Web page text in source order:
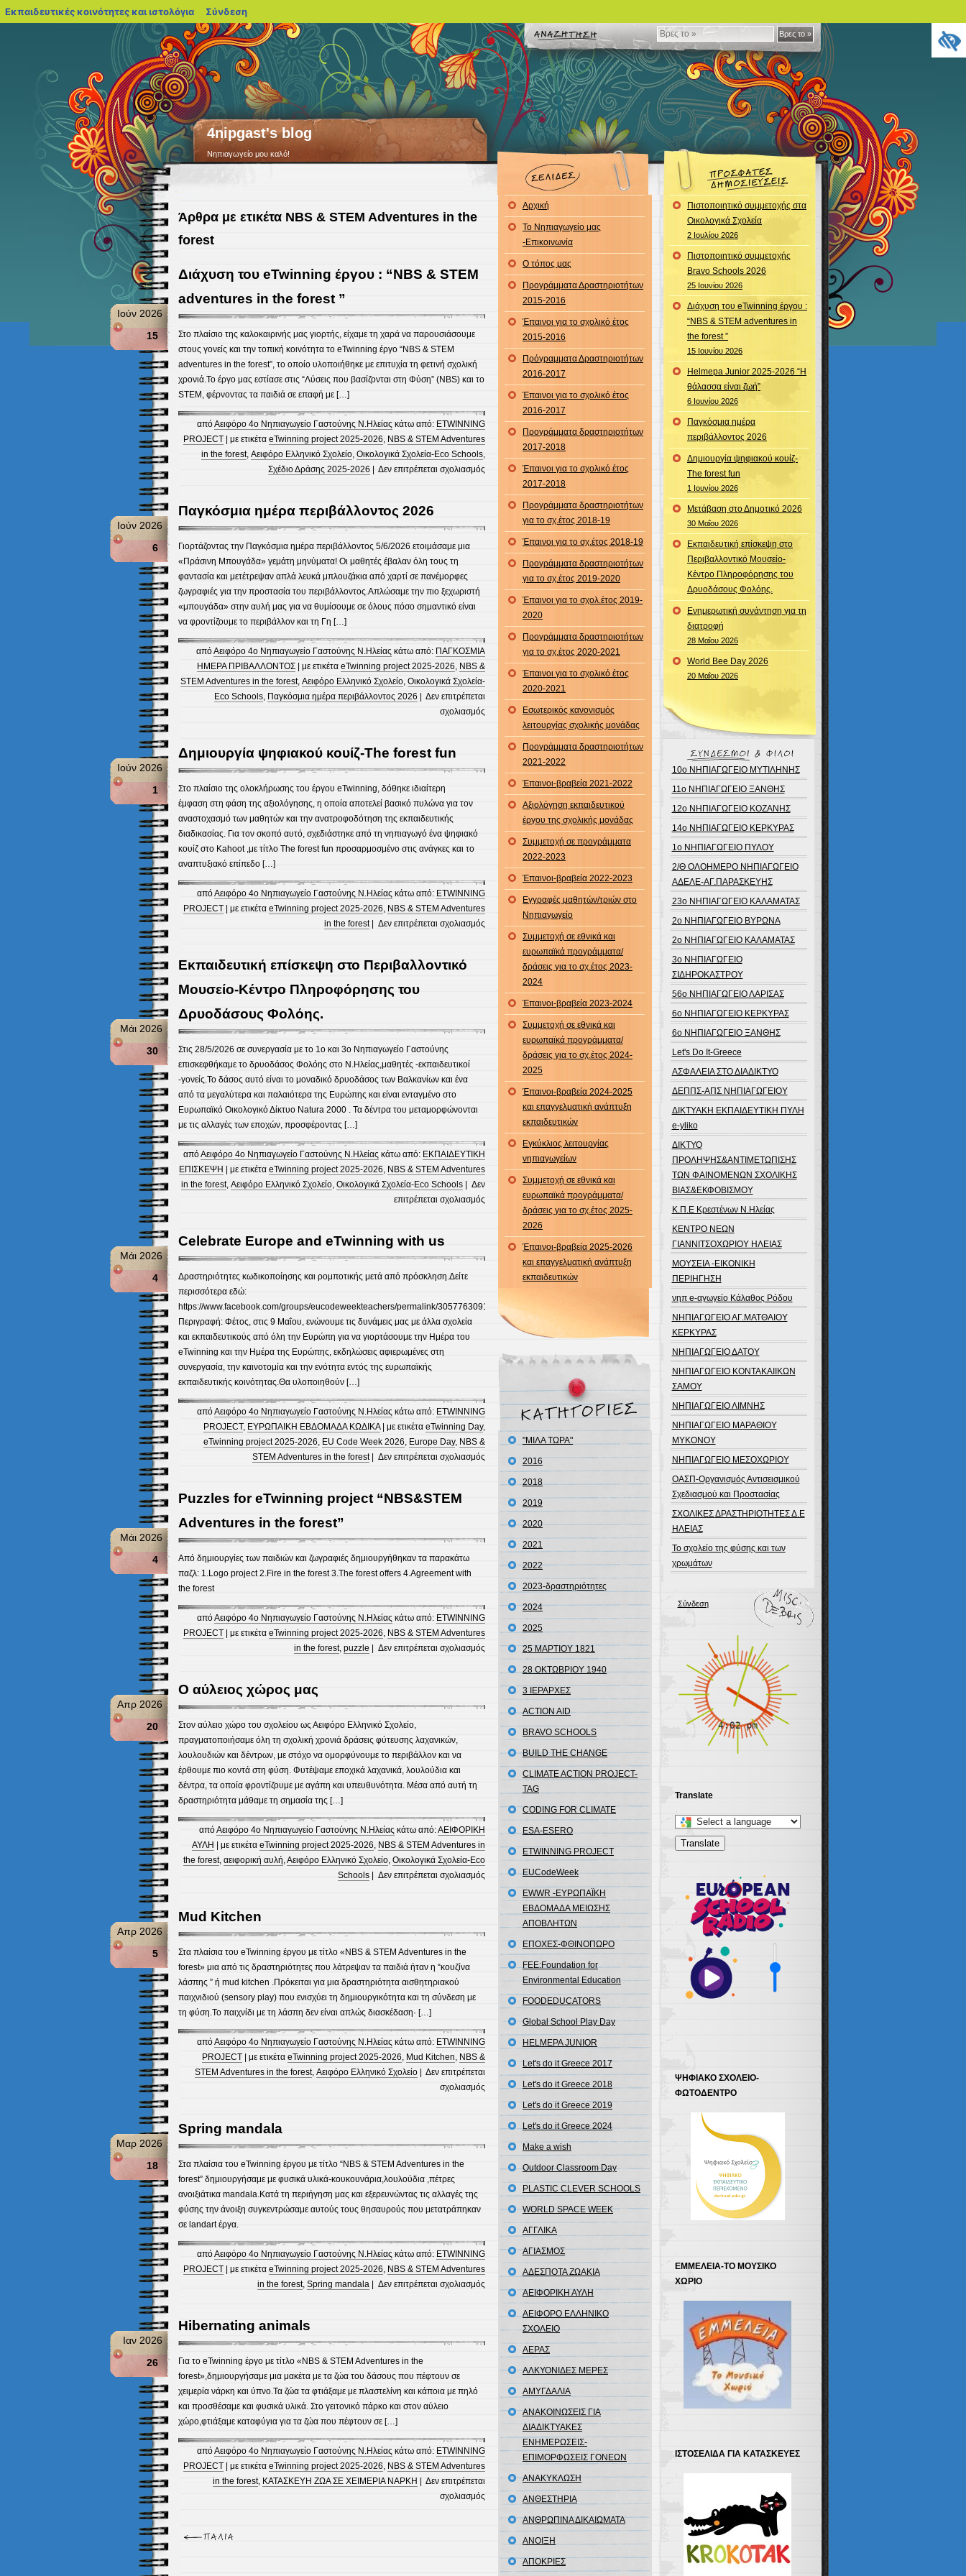
Βρες
το
»
Βρες το »
4nipgast's blog
Νηπιαγωγείο μου καλό!
Άρθρα με ετικέτα NBS & STEM Adventures in the
forest
Διάχυση του eTwinning έργου : “NBS & STEM
adventures in the forest ”
Ιούν 2026
15
Στο πλαίσιο της καλοκαιρινής μας γιορτής, είχαμε τη χαρά να παρουσιάσουμε
στους γονείς και την τοπική κοινότητα το eTwinning έργο “NBS & STEM
adventures in the forest”, το οποίο υλοποιήθηκε με επιτυχία τη φετινή σχολική
χρονιά.Το έργο μας εστίασε στις “Λύσεις που βασίζονται στη Φύση” (NBS) και το
STEM, φέρνοντας τα παιδιά σε επαφή με […]
απόΑειφόρο 4ο Νηπιαγωγείο Γαστούνης Ν.Ηλείας κάτω από: ETWINNING
PROJECT| με ετικέτα eTwinning project 2025-2026, NBS & STEM Adventures
in the forest, Αειφόρο Ελληνικό Σχολείο, Οικολογικά Σχολεία-Eco Schools,
Σχέδιο Δράσης 2025-2026| Δεν επιτρέπεται σχολιασμόςστο
έργου
STEM
adventures
forest
”
Παγκόσμια ημέρα περιβάλλοντος 2026
Ιούν 2026
6
Γιορτάζοντας την Παγκόσμια ημέρα περιβάλλοντος 5/6/2026 ετοιμάσαμε μια
«Πράσινη Μπουγάδα» γεμάτη μηνύματα! Οι μαθητές έβαλαν όλη τους τη
φαντασία και μετέτρεψαν απλά λευκά μπλουζάκια από χαρτί σε πανέμορφες
ζωγραφιές για την προστασία του περιβάλλοντος.Απλώσαμε την πιο ξεχωριστή
«μπουγάδα» στην αυλή μας για να θυμίσουμε σε όλους πόσο σημαντικό είναι
να φροντίζουμε το περιβάλλον και τη Γη […]
απόΑειφόρο 4ο Νηπιαγωγείο Γαστούνης Ν.Ηλείας κάτω από: ΠΑΓΚΟΣΜΙΑ
ΗΜΕΡΑ ΠΡΙΒΑΛΛΟΝΤΟΣ| με ετικέτα eTwinning project 2025-2026, NBS &
STEM Adventures in the forest, Αειφόρο Ελληνικό Σχολείο, Οικολογικά Σχολεία-
Eco Schools, Παγκόσμια ημέρα περιβάλλοντος 2026 | Δεν επιτρέπεται
σχολιασμόςστο
Παγκόσμια
περιβάλλοντος
2026
Δημιουργία ψηφιακού κουίζ-The forest fun
Ιούν 2026
1
Στο πλαίσιο της ολοκλήρωσης του έργου eTwinning, δόθηκε ιδιαίτερη
έμφαση στη φάση της αξιολόγησης, η οποία αποτελεί βασικό πυλώνα για τον
αναστοχασμό των μαθητών και την ανατροφοδότηση της εκπαιδευτικής
διαδικασίας. Για τον σκοπό αυτό, σχεδιάστηκε από τη νηπιαγωγό ένα ψηφιακό
κουίζ στο Kahoot ,με τίτλο The forest fun προσαρμοσμένο στις ανάγκες και το
αναπτυξιακό επίπεδο […]
απόΑειφόρο 4ο Νηπιαγωγείο Γαστούνης Ν.Ηλείας κάτω από: ETWINNING
PROJECT| με ετικέτα eTwinning project 2025-2026, NBS & STEM Adventures
in the forest| Δεν επιτρέπεται σχολιασμόςστο
Δημιουργία
ψηφιακού
Εκπαιδευτική επίσκεψη στο Περιβαλλοντικό
Μουσείο-Κέντρο Πληροφόρησης του
Δρυοδάσους Φολόης.
Μάι 2026
30
Στις 28/5/2026 σε συνεργασία με το 1ο και 3ο Νηπιαγωγείο Γαστούνης
επισκεφθήκαμε το δρυοδάσος Φολόης στο Ν.Ηλείας,μαθητές -εκπαιδευτικοί
-γονείς.Το δάσος αυτό είναι το μοναδικό δρυοδάσος των Βαλκανίων και ένα
από τα μεγαλύτερα και παλαιότερα της Ευρώπης και είναι ενταγμένο στο
Ευρωπαϊκό Οικολογικό Δίκτυο Natura 2000 . Τα δέντρα του μεταμορφώνονται
με τις αλλαγές των εποχών, προσφέροντας […]
απόΑειφόρο 4ο Νηπιαγωγείο Γαστούνης Ν.Ηλείας κάτω από: ΕΚΠΑΙΔΕΥΤΙΚΗ
ΕΠΙΣΚΕΨΗ | με ετικέτα eTwinning project 2025-2026, NBS & STEM Adventures
in the forest, Αειφόρο Ελληνικό Σχολείο, Οικολογικά Σχολεία-Eco Schools| Δεν
επιτρέπεται σχολιασμόςστο
Εκπαιδευτική
Περιβαλλοντικό
Πληροφόρησης
Δρυοδάσους
Celebrate Europe and eTwinning with us
Μάι 2026
4
Δραστηριότητες κωδικοποίησης και ρομποτικής μετά από πρόσκληση.Δείτε
περισσότερα εδώ:
https://www.facebook.com/groups/eucodeweekteachers/permalink/3057763091282132/
Περιγραφή: Φέτος, στις 9 Μαΐου, ενώνουμε τις δυνάμεις μας με άλλα σχολεία
και εκπαιδευτικούς από όλη την Ευρώπη για να γιορτάσουμε την Ημέρα του
eTwinning και την Ημέρα της Ευρώπης, εκδηλώσεις αφιερωμένες στη
συνεργασία, την καινοτομία και την ενότητα εντός της ευρωπαϊκής
εκπαιδευτικής κοινότητας.Θα υλοποιηθούν […]
απόΑειφόρο 4ο Νηπιαγωγείο Γαστούνης Ν.Ηλείας κάτω από: ETWINNING
PROJECT, ΕΥΡΩΠΑΙΚΗ ΕΒΔΟΜΑΔΑ ΚΩΔΙΚΑ| με ετικέτα eTwinning Day,
eTwinning project 2025-2026, EU Code Week 2026, Europe Day, NBS &
STEM Adventures in the forest| Δεν επιτρέπεται σχολιασμόςστο
Celebrate
Europe
Puzzles for eTwinning project “NBS&STEM
Adventures in the forest”
Μάι 2026
4
Από δημιουργίες των παιδιών και ζωγραφιές δημιουργήθηκαν τα παρακάτω
παζλ: 1.Logo project 2.Fire in the forest 3.The forest offers 4.Agreement with
the forest
απόΑειφόρο 4ο Νηπιαγωγείο Γαστούνης Ν.Ηλείας κάτω από: ETWINNING
PROJECT| με ετικέτα eTwinning project 2025-2026, NBS & STEM Adventures
in the forest, puzzle| Δεν επιτρέπεται σχολιασμόςστο
Puzzles
eTwinning
project
Adventures
forest”
Ο αύλειος χώρος μας
Απρ 2026
20
Στον αύλειο χώρο του σχολείου ως Αειφόρο Ελληνικό Σχολείο,
πραγματοποιήσαμε όλη τη σχολική χρονιά δράσεις φύτευσης λαχανικών,
λουλουδιών και δέντρων, με στόχο να ομορφύνουμε το περιβάλλον και να
έρθουμε πιο κοντά στη φύση. Φυτέψαμε εποχικά λαχανικά, λουλούδια και
δέντρα, τα οποία φροντίζουμε με αγάπη και υπευθυνότητα. Μέσα από αυτή τη
δραστηριότητα μάθαμε τη σημασία της […]
απόΑειφόρο 4ο Νηπιαγωγείο Γαστούνης Ν.Ηλείας κάτω από:ΑΕΙΦΟΡΙΚΗ
ΑΥΛΗ | με ετικέτα eTwinning project 2025-2026, NBS & STEM Adventures in
the forest, αειφορική αυλή,Αειφόρο Ελληνικό Σχολείο, Οικολογικά Σχολεία-Eco
Schools| Δεν επιτρέπεται σχολιασμόςστο
αύλειος
μας
Mud Kitchen
Απρ 2026
5
Στα πλαίσια του eTwinning έργου με τίτλο «NBS & STEM Adventures in the
forest» μια από τις δραστηριότητες που λάτρεψαν τα παιδιά ήταν η “κουζίνα
λάσπης ” ή mud kitchen .Πρόκειται για μια δραστηριότητα αισθητηριακού
παιχνιδιού (sensory play) που ενισχύει τη δημιουργικότητα και τη σύνδεση με
τη φύση.Το παιχνίδι με τη λάσπη δεν είναι απλώς διασκέδαση· […]
απόΑειφόρο 4ο Νηπιαγωγείο Γαστούνης Ν.Ηλείας κάτω από: ETWINNING
PROJECT| με ετικέτα eTwinning project 2025-2026, Mud Kitchen, NBS &
STEM Adventures in the forest, Αειφόρο Ελληνικό Σχολείο| Δεν επιτρέπεται
σχολιασμόςστο
Kitchen
Spring mandala
Μαρ 2026
18
Στα πλαίσια του eTwinning έργου με τίτλο “NBS & STEM Adventures in the
forest” δημιουργήσαμε με φυσικά υλικά-κουκουνάρια,λουλούδια ,πέτρες
ανοιξιάτικα mandala.Κατά τη περιήγηση μας και εξερευνώντας τις αλλαγές της
φύσης την άνοιξη συγκεντρώσαμε αυτούς τους θησαυρούς που μετατράπηκαν
σε landart έργα.
απόΑειφόρο 4ο Νηπιαγωγείο Γαστούνης Ν.Ηλείας κάτω από: ETWINNING
PROJECT| με ετικέτα eTwinning project 2025-2026, NBS & STEM Adventures
in the forest, Spring mandala| Δεν επιτρέπεται σχολιασμόςστο
Spring
mandala
Hibernating animals
Ιαν 2026
26
Για το eTwinning έργο με τίτλο «NBS & STEM Adventures in the
forest»,δημιουργήσαμε μια μακέτα με τα ζώα του δάσους που πέφτουν σε
χειμερία νάρκη και ύπνο.Τα ζώα τα φτιάξαμε με πλαστελίνη και κάποια με πηλό
και προσθέσαμε και φυσικά υλικά. Στο γειτονικό πάρκο και στον αύλειο
χώρο,φτιάξαμε καταφύγια για τα ζώα που πέφτουν σε […]
απόΑειφόρο 4ο Νηπιαγωγείο Γαστούνης Ν.Ηλείας κάτω από: ETWINNING
PROJECT| με ετικέτα eTwinning project 2025-2026, NBS & STEM Adventures
in the forest, ΚΑΤΑΣΚΕΥΗ ΖΩΑ ΣΕ ΧΕΙΜΕΡΙΑ ΝΑΡΚΗ | Δεν επιτρέπεται
σχολιασμόςστο
animals
Αρχική
To Νηπιαγωγείο μας
-Επικοινωνία
Ο τόπος μας
Προγράμματα Δραστηριοτήτων
2015-2016
Έπαινοι για το σχολικό έτος
2015-2016
Πρόγραμματα Δραστηριοτήτων
2016-2017
Έπαινοι για το σχολικό έτος
2016-2017
Προγράμματα δραστηριοτήτων
2017-2018
Έπαινοι για το σχολικό έτος
2017-2018
Προγράμματα δραστηριοτήτων
για το σχ.έτος 2018-19
Έπαινοι για το σχ.έτος 2018-19
Προγράμματα δραστηριοτήτων
για το σχ.έτος 2019-2020
Έπαινοι για το σχολ.έτος 2019-
2020
Προγράμματα δραστηριοτήτων
για το σχ.έτος 2020-2021
Έπαινοι για το σχολικό έτος
2020-2021
Εσωτερικός κανονισμός
λειτουργίας σχολικής μονάδας
Προγράμματα δραστηριοτήτων
2021-2022
Έπαινοι-βραβεία 2021-2022
Αξιολόγηση εκπαιδευτικού
έργου της σχολικής μονάδας
Συμμετοχή σε προγράμματα
2022-2023
Έπαινοι-βραβεία 2022-2023
Εγγραφές μαθητών/τριών στο
Νηπιαγωγείο
Συμμετοχή σε εθνικά και
ευρωπαϊκά προγράμματα/
δράσεις για το σχ.έτος 2023-
2024
Έπαινοι-βραβεία 2023-2024
Συμμετοχή σε εθνικά και
ευρωπαϊκά προγράμματα/
δράσεις για το σχ.έτος 2024-
2025
Έπαινοι-βραβεία 2024-2025
και επαγγελματική ανάπτυξη
εκπαιδευτικών
Εγκύκλιος λειτουργίας
νηπιαγωγείων
Συμμετοχή σε εθνικά και
ευρωπαϊκά προγράμματα/
δράσεις για το σχ.έτος 2025-
2026
Έπαινοι-βραβεία 2025-2026
και επαγγελματική ανάπτυξη
εκπαιδευτικών
"ΜΙΛΑ ΤΩΡΑ"
2016
2018
2019
2020
2021
2022
2023-δραστηριότητες
2024
2025
25 ΜΑΡΤΙΟΥ 1821
28 ΟΚΤΩΒΡΙΟΥ 1940
3 ΙΕΡΑΡΧΕΣ
ACTION AID
BRAVO SCHOOLS
BUILD THE CHANGE
CLIMATE ACTION PROJECT-
TAG
CODING FOR CLIMATE
ESA-ESERO
ETWINNING PROJECT
EUCodeWeek
EWWR -ΕΥΡΩΠΑΪΚΗ
ΕΒΔΟΜΑΔΑ ΜΕΙΩΣΗΣ
ΑΠΟΒΛΗΤΩΝ
EΠΟΧΕΣ-ΦΘΙΝΟΠΩΡΟ
FEE:Foundation for
Environmental Education
FOODEDUCATORS
Global School Play Day
HELMEPA JUNIOR
Let's do it Greece 2017
Let's do it Greece 2018
Let's do it Greece 2019
Let's do it Greece 2024
Make a wish
Outdoor Classroom Day
PLASTIC CLEVER SCHOOLS
WORLD SPACE WEEK
ΑΓΓΛΙΚΑ
ΑΓΙΑΣΜΟΣ
ΑΔΕΣΠΟΤΑ ΖΩΑΚΙΑ
ΑΕΙΦΟΡΙΚΗ ΑΥΛΗ
ΑΕΙΦΟΡΟ ΕΛΛΗΝΙΚΟ
ΣΧΟΛΕΙΟ
ΑΕΡΑΣ
ΑΛΚΥΟΝΙΔΕΣ ΜΕΡΕΣ
ΑΜΥΓΔΑΛΙΑ
ΑΝΑΚΟΙΝΩΣΕΙΣ ΓΙΑ
ΔΙΑΔΙΚΤΥΑΚΕΣ
ΕΝΗΜΕΡΩΣΕΙΣ-
ΕΠΙΜΟΡΦΩΣΕΙΣ ΓΟΝΕΩΝ
ΑΝΑΚΥΚΛΩΣΗ
ΑΝΘΕΣΤΗΡΙΑ
ΑΝΘΡΩΠΙΝΑ ΔΙΚΑΙΩΜΑΤΑ
ΑΝΟΙΞΗ
ΑΠΟΚΡΙΕΣ
Πιστοποιητικό συμμετοχής στα
Οικολογικά Σχολεία
2 Ιουλίου 2026
Πιστοποιητικό συμμετοχής
Bravo Schools 2026
25 Ιουνίου 2026
Διάχυση του eTwinning έργου :
“NBS & STEM adventures in
the forest ”
15 Ιουνίου 2026
Helmepa Junior 2025-2026 “Η
θάλασσα είναι ζωή”
6 Ιουνίου 2026
Παγκόσμια ημέρα
περιβάλλοντος 2026
Δημιουργία ψηφιακού κουίζ-
The forest fun
1 Ιουνίου 2026
Μετάβαση στο Δημοτικό 2026
30 Μαΐου 2026
Εκπαιδευτική επίσκεψη στο
Περιβαλλοντικό Μουσείο-
Κέντρο Πληροφόρησης του
Δρυοδάσους Φολόης.
Ενημερωτική συνάντηση για τη
διατροφή
28 Μαΐου 2026
World Bee Day 2026
20 Μαΐου 2026
10ο ΝΗΠΙΑΓΩΓΕΙΟ ΜΥΤΙΛΗΝΗΣ
11ο ΝΗΠΙΑΓΩΓΕΙΟ ΞΑΝΘΗΣ
12ο ΝΗΠΙΑΓΩΓΕΙΟ ΚΟΖΑΝΗΣ
14ο ΝΗΠΙΑΓΩΓΕΙΟ ΚΕΡΚΥΡΑΣ
1ο ΝΗΠΙΑΓΩΓΕΙΟ ΠΥΛΟΥ
2/Θ ΟΛΟΗΜΕΡΟ ΝΗΠΙΑΓΩΓΕΙΟ
ΑΔΕΛΕ-ΑΓ.ΠΑΡΑΣΚΕΥΗΣ
23ο ΝΗΠΙΑΓΩΓΕΙΟ ΚΑΛΑΜΑΤΑΣ
2ο ΝΗΠΙΑΓΩΓΕΙΟ ΒΥΡΩΝΑ
2ο ΝΗΠΙΑΓΩΓΕΙΟ ΚΑΛΑΜΑΤΑΣ
3ο ΝΗΠΙΑΓΩΓΕΙΟ
ΣΙΔΗΡΟΚΑΣΤΡΟΥ
56ο ΝΗΠΙΑΓΩΓΕΙΟ ΛΑΡΙΣΑΣ
6o ΝΗΠΙΑΓΩΓΕΙΟ ΚΕΡΚΥΡΑΣ
6ο ΝΗΠΙΑΓΩΓΕΙΟ ΞΑΝΘΗΣ
Let's Do It-Greece
ΑΣΦΑΛΕΙΑ ΣΤΟ ΔΙΑΔΙΚΤΥΟ
ΔΕΠΠΣ-ΑΠΣ ΝΗΠΙΑΓΩΓΕΙΟΥ
ΔΙΚΤΥΑΚΗ ΕΚΠΑΙΔΕΥΤΙΚΗ ΠΥΛΗ
e-yliko
ΔΙΚΤΥΟ
ΠΡΟΛΗΨΗΣ&ΑΝΤΙΜΕΤΩΠΙΣΗΣ
ΤΩΝ ΦΑΙΝΟΜΕΝΩΝ ΣΧΟΛΙΚΗΣ
ΒΙΑΣ&ΕΚΦΟΒΙΣΜΟΥ
Κ.Π.Ε Κρεστένων Ν.Ηλείας
ΚΕΝΤΡΟ ΝΕΩΝ
ΓΙΑΝΝΙΤΣΟΧΩΡΙΟΥ ΗΛΕΙΑΣ
ΜΟΥΣΕΙΑ -ΕΙΚΟΝΙΚΗ
ΠΕΡΙΗΓΗΣΗ
νηπ e-αγωγείο Κάλαθος Ρόδου
ΝΗΠΙΑΓΩΓΕΙΟ ΑΓ.ΜΑΤΘΑΙΟΥ
ΚΕΡΚΥΡΑΣ
ΝΗΠΙΑΓΩΓΕΙΟ ΔΑΤΟΥ
ΝΗΠΙΑΓΩΓΕΙΟ ΚΟΝΤΑΚΑΙΙΚΩΝ
ΣΑΜΟΥ
ΝΗΠΙΑΓΩΓΕΙΟ ΛΙΜΝΗΣ
ΝΗΠΙΑΓΩΓΕΙΟ ΜΑΡΑΘΙΟΥ
ΜΥΚΟΝΟΥ
ΝΗΠΙΑΓΩΓΕΙΟ ΜΕΣΟΧΩΡΙΟΥ
ΟΑΣΠ-Οργανισμός Αντισεισμικού
Σχεδιασμού και Προστασίας
ΣΧΟΛΙΚΕΣ ΔΡΑΣΤΗΡΙΟΤΗΤΕΣ Δ.Ε
ΗΛΕΙΑΣ
Το σχολείο της φύσης και των
χρωμάτων
Σύνδεση
Translate
Select
a
language
translate
this
page
Translate
ΨΗΦΙΑΚΟ ΣΧΟΛΕΙΟ-
ΦΩΤΟΔΕΝΤΡΟ
ΕΜΜΕΛΕΙΑ-ΤΟ ΜΟΥΣΙΚΟ
ΧΩΡΙΟ
ΙΣΤΟΣΕΛΙΔΑ ΓΙΑ ΚΑΤΑΣΚΕΥΕΣ
Εκπαιδευτικές κοινότητες και ιστολόγια blogs.sch.gr
Σύνδεση